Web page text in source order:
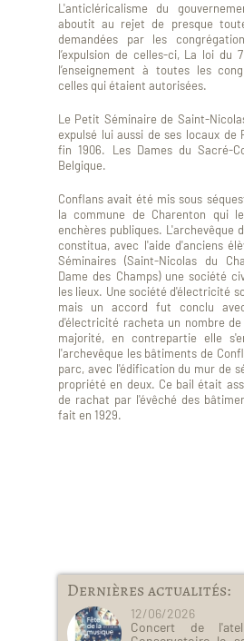
L'anticléricalisme du
aboutit au rejet de presque
demandées par les
l’expulsion de celles-ci, La loi du
l’enseignement à toutes les
celles qui étaient autorisées.
Le Petit Séminaire de Saint-
expulsé lui aussi de ses locaux de
fin 1906. Les Dames du Sacré-
Belgique.
Conflans avait été mis sous
la commune de Charenton qui
enchères publiques. L'archevêque
constitua, avec l'aide d'anciens
Séminaires (Saint-Nicolas du
Dame des Champs) une société
les lieux. Une société d'électricité
mais un accord fut conclu
d'électricité racheta un nombre
majorité, en contrepartie elle
l'archevêque les bâtiments de
parc, avec l'édification du mur de
propriété en deux. Ce bail était
de rachat par l'évêché des
fait en 1929.
Dernières actualités:
12/06/2026
Concert de